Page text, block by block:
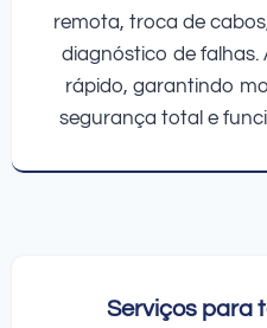
remota, troca de
diagnóstico de
rápido, garantindo
segurança total e
Serviços para